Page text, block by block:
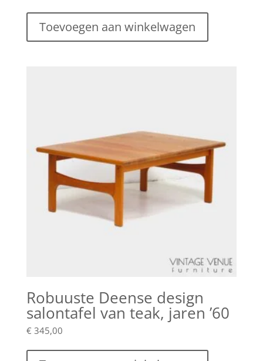
Toevoegen aan winkelwagen
Robuuste Deense design
salontafel van teak, jaren ’60
€ 345,00